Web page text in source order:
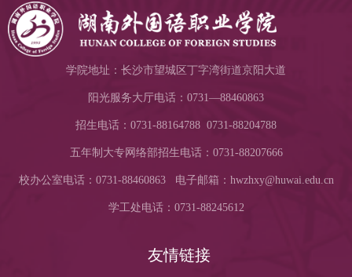
学院地址：长沙市望城区丁字湾街道京阳大道
阳光服务大厅电话：0731—88460863
招生电话：0731-88164788 0731-88204788
五年制大专网络部招生电话：0731-88207666
校办公室电话：0731-88460863 电子邮箱：hwzhxy@huwai.edu.cn
学工处电话：0731-88245612
友情链接